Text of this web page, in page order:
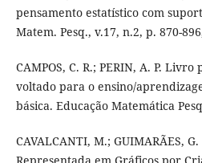
pensamento estatístico com
Matem. Pesq., v.17, n.2, p. 870-
CAMPOS, C. R.; PERIN, A. P.
voltado para o ensino/
básica. Educação Matemática
CAVALCANTI, M.; GUIMARÃES,